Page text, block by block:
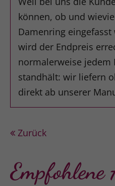
können, ob und
Damenring
wird der Endpreis
normalerweise jedem
standhält: wir liefern
direkt ab unserer
Zurück